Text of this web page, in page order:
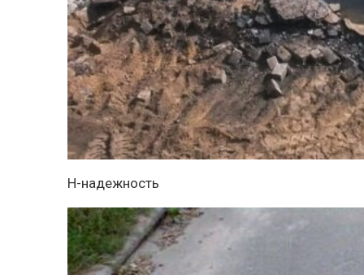
Н-надежность